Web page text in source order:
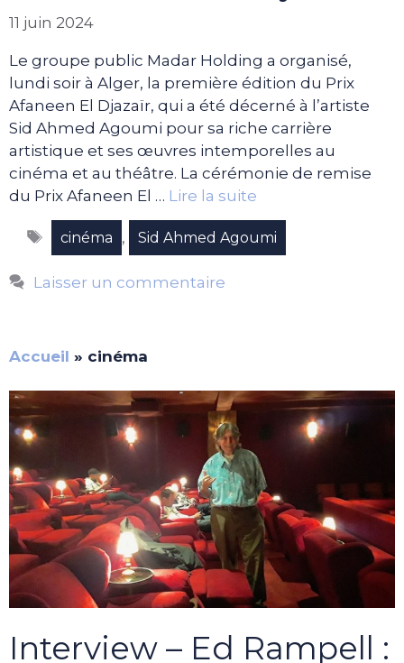
11 juin 2024
Le groupe public Madar Holding a organisé,
lundi soir à Alger, la première édition du Prix
Afaneen El Djazaïr, qui a été décerné à l’artiste
Sid Ahmed Agoumi pour sa riche carrière
artistique et ses œuvres intemporelles au
cinéma et au théâtre. La cérémonie de remise
du Prix Afaneen El … Lire la suite
Étiquettes
cinéma , Sid Ahmed Agoumi
Laisser un commentaire
Accueil » cinéma
Interview – Ed Rampell :